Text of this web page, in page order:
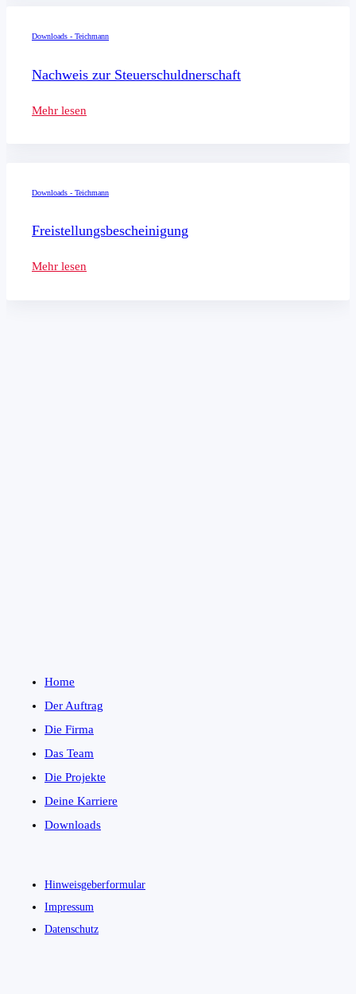
Downloads - Teichmann
Nachweis zur Steuerschuldnerschaft
Mehr lesen
Downloads - Teichmann
Freistellungsbescheinigung
Mehr lesen
Home
Der Auftrag
Die Firma
Das Team
Die Projekte
Deine Karriere
Downloads
Hinweisgeberformular
Impressum
Datenschutz